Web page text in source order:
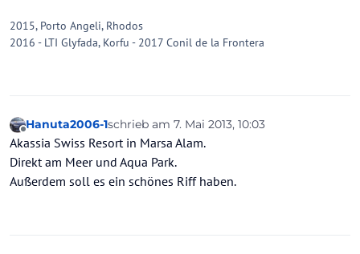
2015, Porto Angeli, Rhodos
2016 - LTI Glyfada, Korfu - 2017 Conil de la Frontera
Offline
Hanuta2006-1schrieb am 7. Mai 2013, 10:03
zuletzt editiert von
Akassia Swiss Resort in Marsa Alam.
Direkt am Meer und Aqua Park.
Außerdem soll es ein schönes Riff haben.